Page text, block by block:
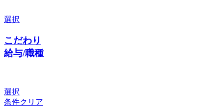
選択
こだわり
給与/職種
選択
条件クリア